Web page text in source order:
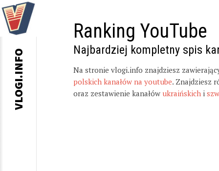
Ranking YouTube
Najbardziej kompletny spis
Na stronie vlogi.info znajdziesz
polskich kanałów na youtube. Znajdziesz
oraz zestawienie kanałów ukraińskich i
VLOGI.INFO